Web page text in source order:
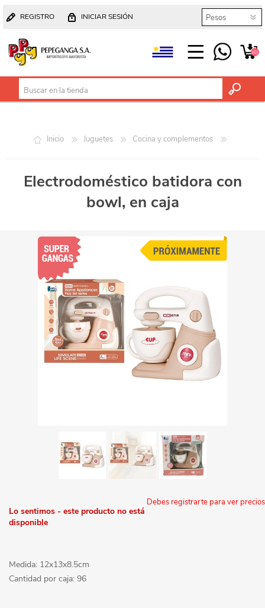
REGISTRO INICIAR SESIÓN
(0)
Inicio Juguetes Cocina y complementos
Electrodoméstico batidora con
bowl, en caja
Debes registrarte para ver precios
Lo sentimos - este producto no está
disponible
Medida: 12x13x8.5cm
Cantidad por caja: 96